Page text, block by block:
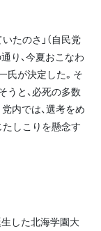
たのさ」（自民党
り、今夏おこなわ
氏が決定した。そ
と、必死の多数
内では、選考をめ
たしこりを懸念す
した北海学園大